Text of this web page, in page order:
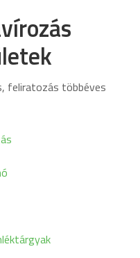
feliratozás többéves